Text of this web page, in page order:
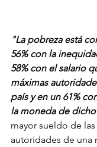
"La pobreza está
56% con la
58% con el salario
máximas
país y en un 61%
la moneda de
mayor sueldo de
autoridades de una